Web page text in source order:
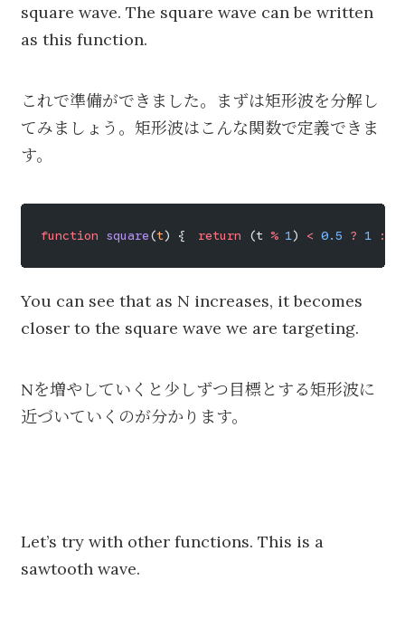
square wave. The square wave can be written
as this function.
これで準備ができました。まずは矩形波を分解し
てみましょう。矩形波はこんな関数で定義できま
す。
function square(t) { return (t % 1) < 0.5 ? 1 :
You can see that as N increases, it becomes
closer to the square wave we are targeting.
Nを増やしていくと少しずつ目標とする矩形波に
近づいていくのが分かります。
Let’s try with other functions. This is a
sawtooth wave.